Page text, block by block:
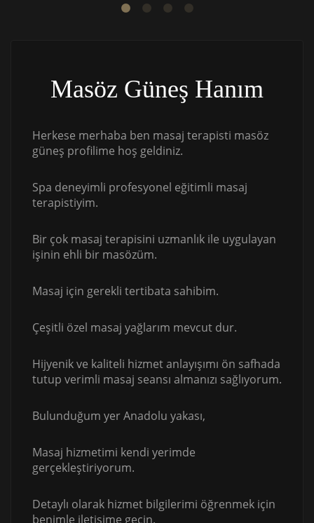
Masöz Güneş Hanım
Herkese merhaba ben masaj terapisti masöz
güneş profilime hoş geldiniz.
Spa deneyimli profesyonel eğitimli masaj
terapistiyim.
Bir çok masaj terapisini uzmanlık ile uygulayan
işinin ehli bir masözüm.
Masaj için gerekli tertibata sahibim.
Çeşitli özel masaj yağlarım mevcut dur.
Hijyenik ve kaliteli hizmet anlayışımı ön safhada
tutup verimli masaj seansı almanızı sağlıyorum.
Bulunduğum yer Anadolu yakası,
Masaj hizmetimi kendi yerimde
gerçekleştiriyorum.
Detaylı olarak hizmet bilgilerimi öğrenmek için
benimle iletişime geçin.